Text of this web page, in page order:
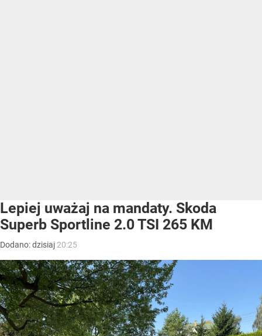
Lepiej uważaj na mandaty. Skoda
Superb Sportline 2.0 TSI 265 KM
Dodano:dzisiaj 20:25